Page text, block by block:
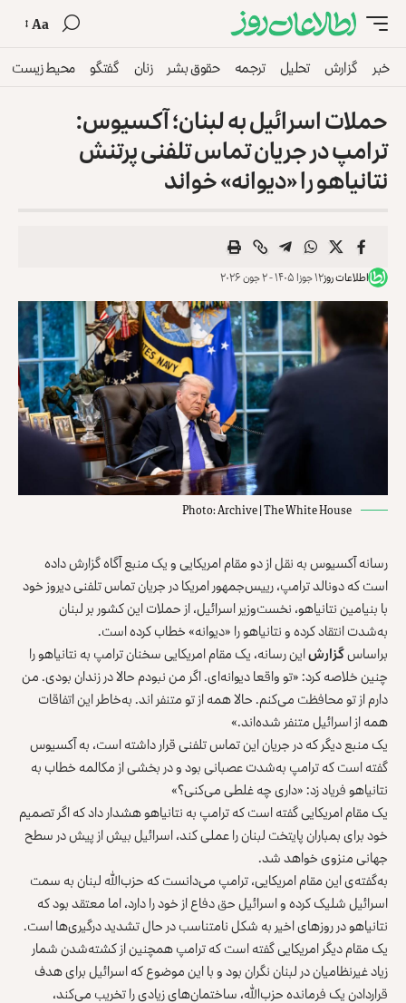
Aa
خبر گزارش تحلیل ترجمه حقوق بشر زنان گفتگو محیط زیست
حملات اسرائیل به لبنان؛ آکسیوس:
ترامپ در جریان تماس تلفنی پرتنش
نتانیاهو را «دیوانه» خواند
اطلاعات روز۱۲ جوزا ۱۴۰۵ - ۲ جون ۲۰۲۶
Photo: Archive | The White House
رسانه آکسیوس به نقل از دو مقام امریکایی و یک منبع آگاه گزارش داده
است که دونالد ترامپ، رییس‌جمهور امریکا در جریان تماس تلفنی دیروز خود
با بنیامین نتانیاهو، نخست‌وزیر اسرائیل، از حملات این کشور بر لبنان
به‌شدت انتقاد کرده و نتانیاهو را «دیوانه» خطاب کرده است.
براساسگزارشاین رسانه، یک مقام امریکایی سخنان ترامپ به نتانیاهو را
چنین خلاصه کرد: «تو واقعا دیوانه‌ای. اگر من نبودم حالا در زندان بودی. من
دارم از تو محافظت می‌کنم. حالا همه از تو متنفر اند. به‌خاطر این اتفاقات
همه از اسرائیل متنفر شده‌اند.»
یک منبع دیگر که در جریان این تماس تلفنی قرار داشته است، به آکسیوس
گفته است که ترامپ به‌شدت عصبانی بود و در بخشی از مکالمه خطاب به
نتانیاهو فریاد زد: «داری چه غلطی می‌کنی؟»
یک مقام امریکایی گفته است که ترامپ به نتانیاهو هشدار داد که اگر تصمیم
خود برای بمباران پایتخت لبنان را عملی کند، اسرائیل بیش از پیش در سطح
جهانی منزوی خواهد شد.
به‌گفته‌ی این مقام امریکایی، ترامپ می‌دانست که حزب‌الله لبنان به سمت
اسرائیل شلیک کرده و اسرائیل حق دفاع از خود را دارد، اما معتقد بود که
نتانیاهو در روزهای اخیر به شکل نامتناسب در حال تشدید درگیری‌ها است.
یک مقام دیگر امریکایی گفته است که ترامپ همچنین از کشته‌شدن شمار
زیاد غیرنظامیان در لبنان نگران بود و با این موضوع که اسرائیل برای هدف
قراردادن یک فرمانده حزب‌الله، ساختمان‌های زیادی را تخریب می‌کند،